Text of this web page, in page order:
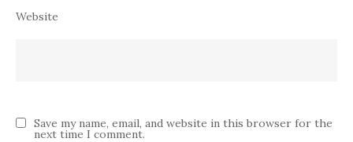
Website
Save my name, email, and website in this browser for the
next time I comment.